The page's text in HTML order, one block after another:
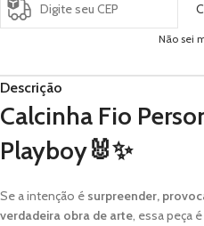
Não sei
Descrição
Calcinha Fio
Playboy🐰✨
Se a intenção é surpreender,
verdadeira obra de arte, essa peça